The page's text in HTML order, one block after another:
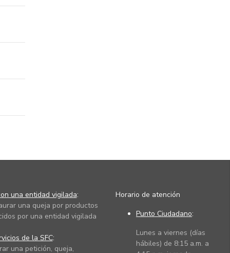
una entidad vigilada:
una queja por productos
por una entidad vigilada
de la SFC:
una petición, queja,
Horario de atención
Punto Ciudadano:
Lunes a viernes (días
hábiles) de 8:15 a.m. a